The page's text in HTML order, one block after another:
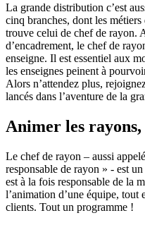
La grande distribution c’est
cinq branches, dont les métiers
trouve celui de chef de rayon.
d’encadrement, le chef de
enseigne. Il est essentiel aux
les enseignes peinent à
Alors n’attendez plus,
lancés dans l’aventure de la
Animer les
Le chef de rayon – aussi
responsable de rayon » - est
est à la fois responsable de la
l’animation d’une équipe, tout
clients. Tout un programme !